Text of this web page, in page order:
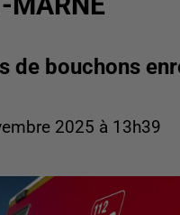
de bouchons
2025 à 13h39